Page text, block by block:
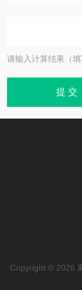
请输入计算结果（
Copyright © 2026